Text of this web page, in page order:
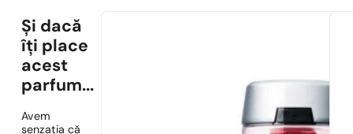
Și dacă
îți place
acest
parfum...
Avem
senzația că